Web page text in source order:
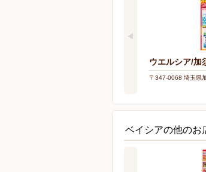
ウエルシア/加
〒347-0068 埼玉県
ベイシアの他のお